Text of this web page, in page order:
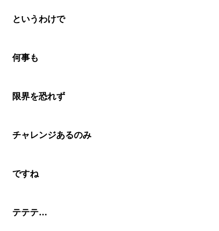
というわけで
何事も
限界を恐れず
チャレンジあるのみ
ですね
テテテ…